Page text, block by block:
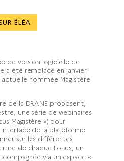
ÉLÉA
de version logicielle de
a été remplacé en janvier
nommée Magistère
de la DRANE proposent,
une série de webinaires
Magistère ») pour
de la plateforme
sur les différentes
de chaque Focus, un
via un espace «